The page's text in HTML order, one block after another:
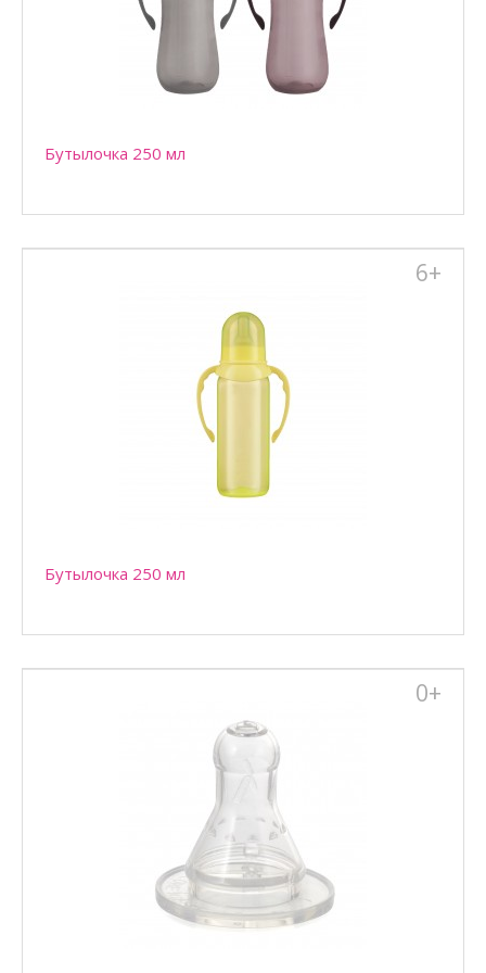
смешанном или искусственном вскармливании с 6 м..
Бутылочка 250 мл
Бутылочка "EASY" для кормления детей 250 мл, находящихся на
смешанном или искусственном вскармливани..
Бутылочка 250 мл
6+
Бутылочка 250 мл
0+